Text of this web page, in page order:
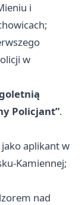
i
w
Policjant”.
aplikant w
Kamiennej;
nad